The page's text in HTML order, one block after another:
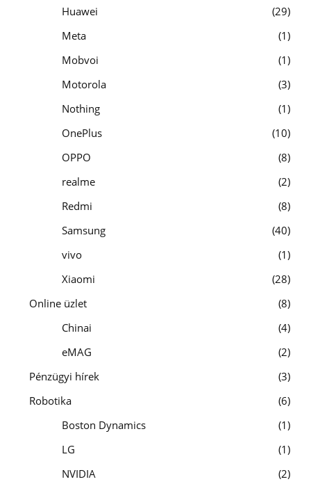
Huawei
29
Meta
1
Mobvoi
1
Motorola
3
Nothing
1
OnePlus
10
OPPO
8
realme
2
Redmi
8
Samsung
40
vivo
1
Xiaomi
28
Online üzlet
8
Chinai
4
eMAG
2
Pénzügyi hírek
3
Robotika
6
Boston Dynamics
1
LG
1
NVIDIA
2